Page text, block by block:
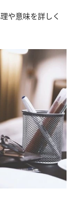
や意味を詳しく